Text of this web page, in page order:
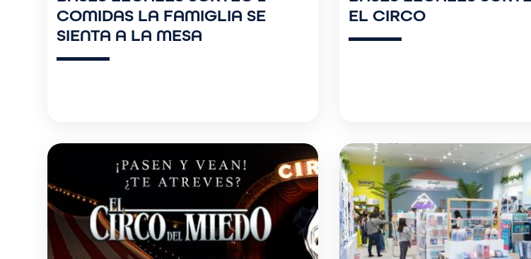
COMIDAS LA FAMIGLIA SE
SIENTA A LA MESA
EL CIRCO